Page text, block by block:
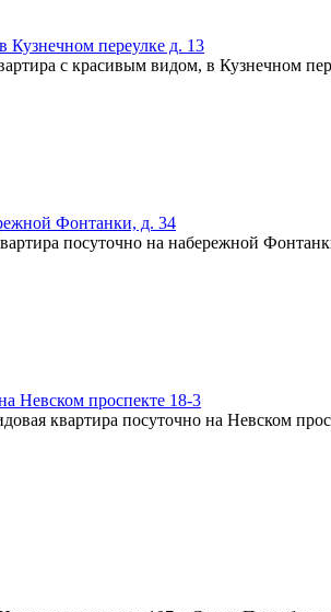
Кузнечном переулке д. 13
Фонтанки, д. 34
Невском проспекте 18-3